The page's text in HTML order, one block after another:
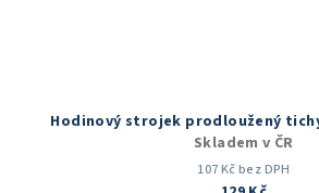
Hodinový strojek prodloužený tichý
Skladem v ČR
107 Kč bez DPH